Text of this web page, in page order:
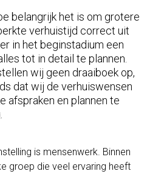
belangrijk het is om grotere
verhuistijd correct uit
in het beginstadium een
tot in detail te plannen.
wij geen draaiboek op,
dat wij de verhuiswensen
afspraken en plannen te
is mensenwerk. Binnen
groep die veel ervaring heeft